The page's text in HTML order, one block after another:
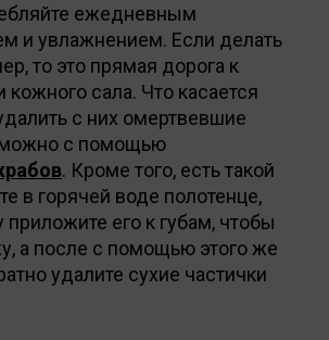
ежедневным
и увлажнением. Если делать
то это прямая дорога к
кожного сала. Что касается
с них омертвевшие
можно с помощью
. Кроме того, есть такой
в горячей воде полотенце,
приложите его к губам, чтобы
а после с помощью этого же
удалите сухие частички